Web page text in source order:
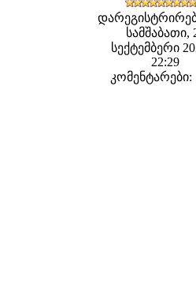
სამშაბათი,
სექტემბერი
22:29
კომენტარები: